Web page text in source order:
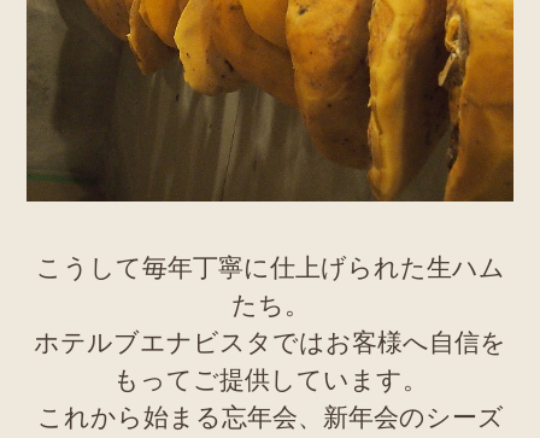
こうして毎年丁寧に仕上げられた生ハム
たち。
ホテルブエナビスタではお客様へ自信を
もってご提供しています。
これから始まる忘年会、新年会のシーズ